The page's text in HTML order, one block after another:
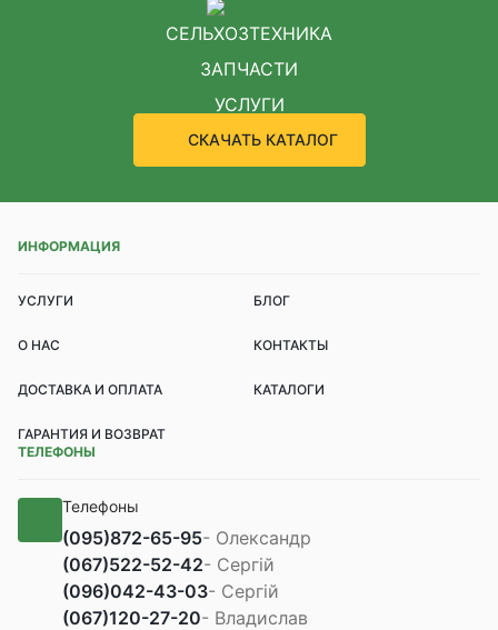
СЕЛЬХОЗТЕХНИКА
ЗАПЧАСТИ
УСЛУГИ
СКАЧАТЬ КАТАЛОГ
ИНФОРМАЦИЯ
УСЛУГИ БЛОГ
О НАС КОНТАКТЫ
ДОСТАВКА И ОПЛАТА КАТАЛОГИ
ГАРАНТИЯ И ВОЗВРАТ
ТЕЛЕФОНЫ
Телефоны
(095)872-65-95- Олександр
(067)522-52-42- Сергій
(096)042-43-03- Сергій
(067)120-27-20- Владислав